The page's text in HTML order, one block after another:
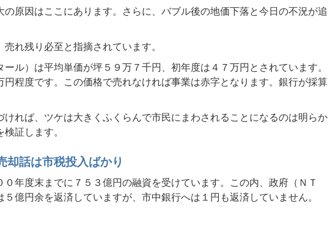
原因はここにあります。さらに、バブル後の地価下落と今日の不況が追
れ残り必至と指摘されています。
ル）は平均単価が坪５９万７千円、初年度は４７万円とされています。
程度です。この価格で売れなければ事業は赤字となります。銀行が採算
れば、ツケは大きくふくらんで市民にまわされることになるのは明らか
証します。
話は市税投入ばかり
年度末までに７５３億円の融資を受けています。この内、政府（ＮＴ
億円余を返済していますが、市中銀行へは１円も返済していません。